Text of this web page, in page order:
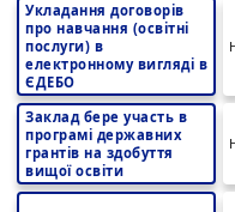
Укладання договорів
про навчання (освітні
послуги) в
електронному вигляді в
ЄДЕБО
Заклад бере участь в
програмі державних
грантів на здобуття
вищої освіти